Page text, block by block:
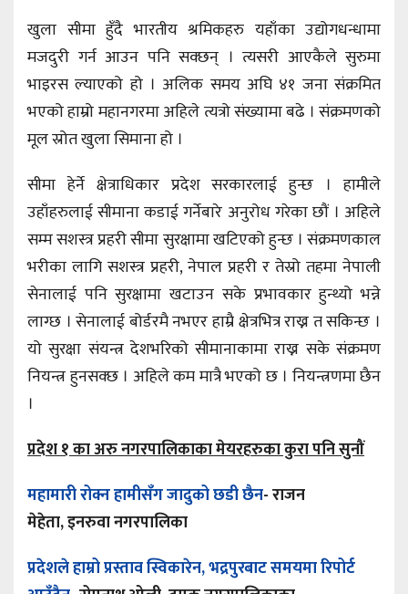
खुला सीमा हुँदै भारतीय श्रमिकहरु यहाँका उद्योगधन्धामा
मजदुरी गर्न आउन पनि सक्छन् । त्यसरी आएकैले सुरुमा
भाइरस ल्याएको हो । अलिक समय अघि ४१ जना संक्रमित
भएको हाम्रो महानगरमा अहिले त्यत्रो संख्यामा बढे । संक्रमणको
मूल स्रोत खुला सिमाना हो ।
सीमा हेर्ने क्षेत्राधिकार प्रदेश सरकारलाई हुन्छ । हामीले
उहाँहरुलाई सीमाना कडाई गर्नेबारे अनुरोध गरेका छौं । अहिले
सम्म सशस्त्र प्रहरी सीमा सुरक्षामा खटिएको हुन्छ । संक्रमणकाल
भरीका लागि सशस्त्र प्रहरी, नेपाल प्रहरी र तेस्रो तहमा नेपाली
सेनालाई पनि सुरक्षामा खटाउन सके प्रभावकार हुन्थ्यो भन्ने
लाग्छ । सेनालाई बोर्डरमै नभएर हाम्रै क्षेत्रभित्र राख्न त सकिन्छ ।
यो सुरक्षा संयन्त्र देशभरिको सीमानाकामा राख्न सके संक्रमण
नियन्त्र हुनसक्छ । अहिले कम मात्रै भएको छ । नियन्त्रणमा छैन
।
प्रदेश १ का अरु नगरपालिकाका मेयरहरुका कुरा पनि सुनौं
महामारी रोक्न हामीसँग जादुको छडी छैन-राजन
मेहेता, इनरुवा नगरपालिका
प्रदेशले हाम्रो प्रस्ताव स्विकारेन, भद्रपुरबाट समयमा रिपोर्ट